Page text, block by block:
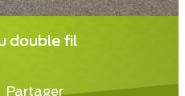
double fil
Partager